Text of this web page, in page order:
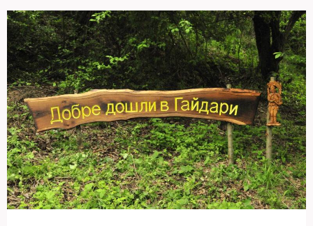
Geschützt:
Aktuelles
Leben
in
Bildern